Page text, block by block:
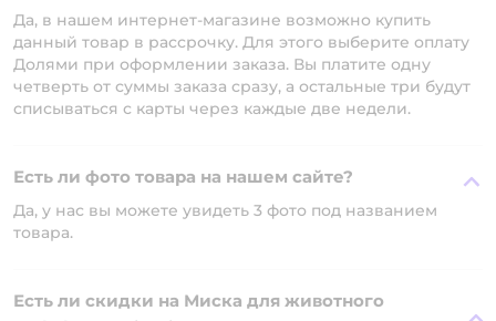
Да, в нашем интернет-магазине возможно купить
данный товар в рассрочку. Для этого выберите оплату
Долями при оформлении заказа. Вы платите одну
четверть от суммы заказа сразу, а остальные три будут
списываться с карты через каждые две недели.
Есть ли фото товара на нашем сайте?
Да, у нас вы можете увидеть 3 фото под названием
товара.
Есть ли скидки на Миска для животного